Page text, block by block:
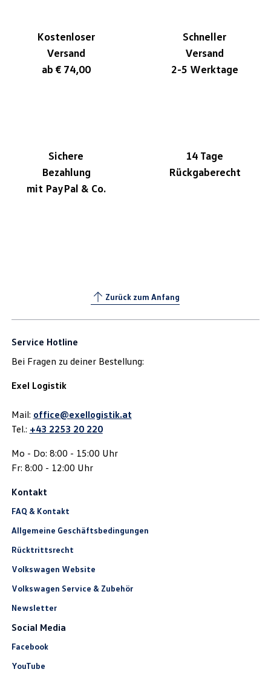
Kostenloser
Versand
ab € 74,00
Schneller
Versand
2-5 Werktage
Sichere
Bezahlung
mit PayPal & Co.
14 Tage
Rückgaberecht
Zurück zum Anfang
Service Hotline
Bei Fragen zu deiner Bestellung:
Exel Logistik
Mail: office@exellogistik.at
Tel.: +43 2253 20 220
Mo - Do: 8:00 - 15:00 Uhr
Fr: 8:00 - 12:00 Uhr
Kontakt
FAQ & Kontakt
Allgemeine Geschäftsbedingungen
Rücktrittsrecht
Volkswagen Website
Volkswagen Service & Zubehör
Newsletter
Social Media
Facebook
YouTube